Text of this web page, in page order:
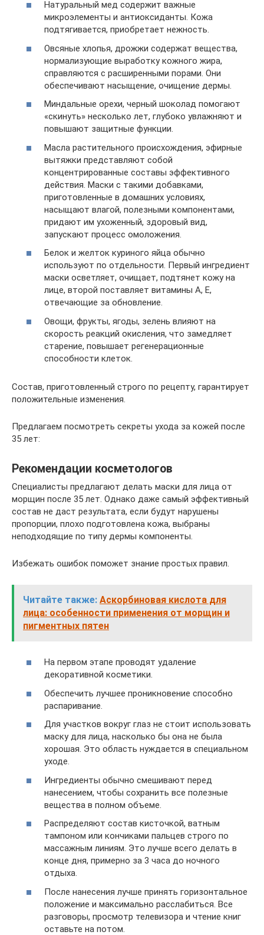
Натуральный мед содержит важные
микроэлементы и антиоксиданты. Кожа
подтягивается, приобретает нежность.
Овсяные хлопья, дрожжи содержат вещества,
нормализующие выработку кожного жира,
справляются с расширенными порами. Они
обеспечивают насыщение, очищение дермы.
Миндальные орехи, черный шоколад помогают
«скинуть» несколько лет, глубоко увлажняют и
повышают защитные функции.
Масла растительного происхождения, эфирные
вытяжки представляют собой
концентрированные составы эффективного
действия. Маски с такими добавками,
приготовленные в домашних условиях,
насыщают влагой, полезными компонентами,
придают им ухоженный, здоровый вид,
запускают процесс омоложения.
Белок и желток куриного яйца обычно
используют по отдельности. Первый ингредиент
маски осветляет, очищает, подтянет кожу на
лице, второй поставляет витамины A, E,
отвечающие за обновление.
Овощи, фрукты, ягоды, зелень влияют на
скорость реакций окисления, что замедляет
старение, повышает регенерационные
способности клеток.
Состав, приготовленный строго по рецепту, гарантирует
положительные изменения.
Предлагаем посмотреть секреты ухода за кожей после
35 лет:
Рекомендации косметологов
Специалисты предлагают делать маски для лица от
морщин после 35 лет. Однако даже самый эффективный
состав не даст результата, если будут нарушены
пропорции, плохо подготовлена кожа, выбраны
неподходящие по типу дермы компоненты.
Избежать ошибок поможет знание простых правил.
Читайте также: Аскорбиновая кислота для
лица: особенности применения от морщин и
пигментных пятен
На первом этапе проводят удаление
декоративной косметики.
Обеспечить лучшее проникновение способно
распаривание.
Для участков вокруг глаз не стоит использовать
маску для лица, насколько бы она не была
хорошая. Это область нуждается в специальном
уходе.
Ингредиенты обычно смешивают перед
нанесением, чтобы сохранить все полезные
вещества в полном объеме.
Распределяют состав кисточкой, ватным
тампоном или кончиками пальцев строго по
массажным линиям. Это лучше всего делать в
конце дня, примерно за 3 часа до ночного
отдыха.
После нанесения лучше принять горизонтальное
положение и максимально расслабиться. Все
разговоры, просмотр телевизора и чтение книг
оставьте на потом.